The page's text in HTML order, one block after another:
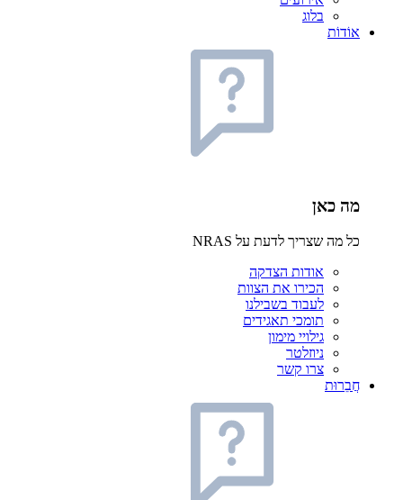
בלוג
אוֹדוֹת
מה כאן
כל מה שצריך לדעת על NRAS
אודות הצדקה
הכירו את הצוות
לעבוד בשבילנו
תומכי תאגידים
גילויי מימון
ניוזלטר
צרו קשר
חֲבֵרוּת